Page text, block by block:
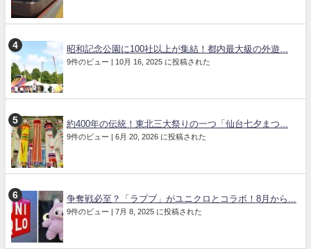
昭和記念公園に100社以上が集結！都内最大級の外遊...
9件のビュー | 10月 16, 2025 に投稿された
約400年の伝統！東北三大祭りの一つ「仙台七夕まつ...
9件のビュー | 6月 20, 2026 に投稿された
争奪戦必至？「ラブブ」がユニクロとコラボ！8月から...
9件のビュー | 7月 8, 2025 に投稿された